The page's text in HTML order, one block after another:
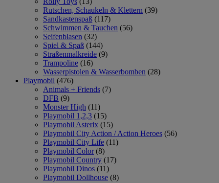
Rutschen, Schaukeln & Klettern (39)
Sandkastenspaß (117)
Schwimmen & Tauchen (56)
Seifenblasen (32)
Spiel & Spaß (144)
Straßenmalkreide (9)
Trampoline (16)
Wasserpistolen & Wasserbomben (28)
Playmobil (476)
Animals + Friends (7)
DFB (9)
Monster High (11)
Playmobil 1,2,3 (15)
Playmobil Asterix (15)
Playmobil City Action / Action Heroes (56)
Playmobil City Life (11)
Playmobil Color (8)
Playmobil Country (17)
Playmobil Dinos (11)
Playmobil Dollhouse (8)